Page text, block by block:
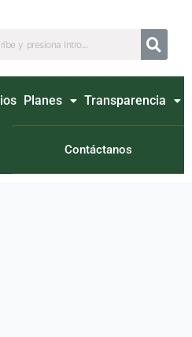
Planes Transparencia
Contáctanos